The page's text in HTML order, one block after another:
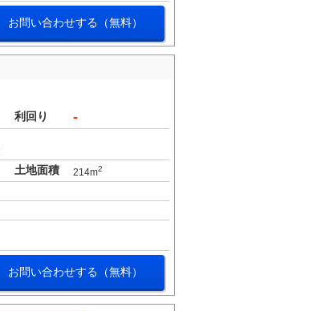
お問い合わせする（無料）
利回り -
土地面積 214m2
お問い合わせする（無料）